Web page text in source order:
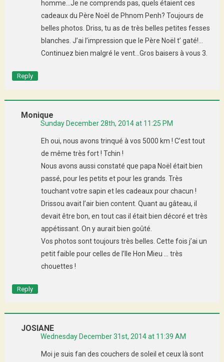
homme…Je ne comprends pas, quels étaient ces
cadeaux du Père Noël de Phnom Penh? Toujours de
belles photos. Driss, tu as de très belles petites fesses
blanches. J’ai l’impression que le Père Noël t’ gaté!…
Continuez bien malgré le vent…Gros baisers à vous 3.
Reply
Monique
Sunday December 28th, 2014 at 11:25 PM
Eh oui, nous avons trinqué à vos 5000 km ! C’est tout
de même très fort ! Tchin !
Nous avons aussi constaté que papa Noël était bien
passé, pour les petits et pour les grands. Très
touchant votre sapin et les cadeaux pour chacun !
Drissou avait l’air bien content. Quant au gâteau, il
devait être bon, en tout cas il était bien décoré et très
appétissant. On y aurait bien goûté.
Vos photos sont toujours très belles. Cette fois j’ai un
petit faible pour celles de l’Ile Hon Mieu … très
chouettes !
Reply
JOSIANE
Wednesday December 31st, 2014 at 11:39 AM
Moi je suis fan des couchers de soleil et ceux là sont